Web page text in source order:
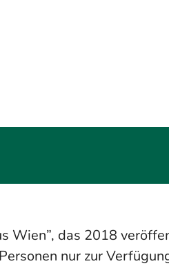
Wien”, das 2018
nur zur